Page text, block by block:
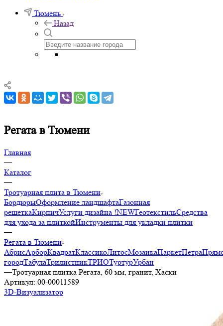
Тюмень
Назад
Регата в Тюмени
Главная
—
Каталог
—
Тротуарная плита в Тюмени
БордюрыОформление ландшафтаГазонная
решеткаКирпичУслуги дизайна !NEWГеотекстильСредства
для ухода за плиткойИнструменты для укладки плитки
—
Регата в Тюмени
АбрисАрборКвадратКлассикоЛитосМозаикаПаркетПетра
городТабулаТрилистникТРИОТуртурУрбан
—Тротуарная плитка Регата, 60 мм, гранит, Хаски
Артикул: 00-00011589
3D-Визуализатор